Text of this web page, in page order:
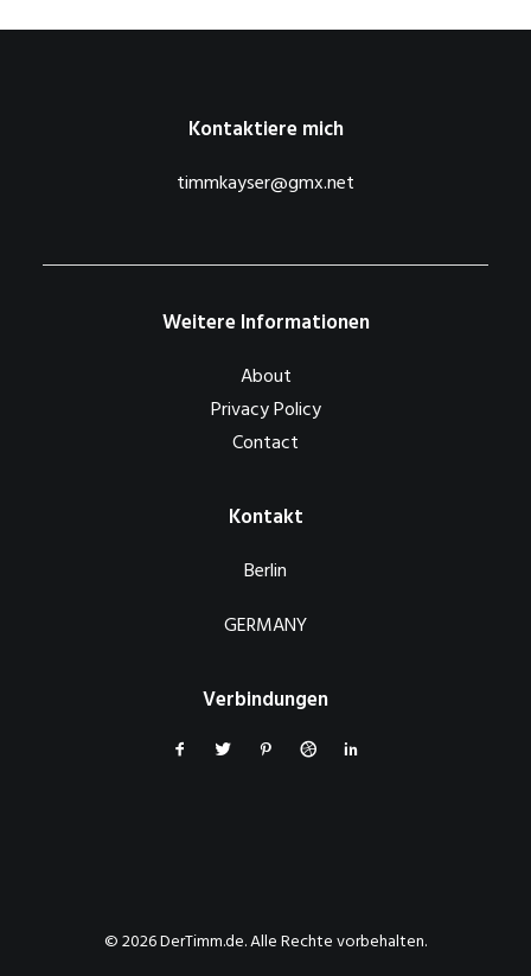
Kontaktiere mich
timmkayser@gmx.net
Weitere Informationen
About
Privacy Policy
Contact
Kontakt
Berlin
GERMANY
Verbindungen
© 2026 DerTimm.de. Alle Rechte vorbehalten.